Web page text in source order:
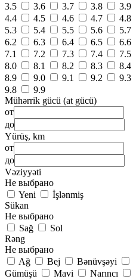
3.5
3.6 3.7 3.8 3.9
4.4
4.5 4.6 4.7 4.8
5.3
5.4 5.5 5.6 5.7
6.2
6.3 6.4 6.5 6.6
7.1
7.2 7.3 7.4 7.5
8.0
8.1 8.2 8.3 8.4
8.9
9.0 9.1 9.2 9.3
9.8
9.9
Mühərrik gücü (at gücü)
от
до
Yürüş, km
от
до
Vəziyyəti
Не выбрано
Yeni
İşlənmiş
Sükan
Не выбрано
Sağ
Sol
Rəng
Не выбрано
Ağ
Bej Bənüvşəyi
Gümüşü
Mavi Narıncı